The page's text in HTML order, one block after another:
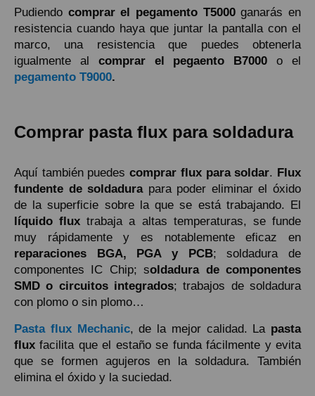
Pudiendo comprar el pegamento T5000ganarás en
resistencia cuando haya que juntar la pantalla con el
marco, una resistencia que puedes obtenerla
igualmente al comprar el pegaento B7000 o el
pegamento T9000.
Comprar pasta flux para soldadura
Aquí también puedescomprar flux para soldar. Flux
fundente de soldadurapara poder eliminar el óxido
de la superficie sobre la que se está trabajando. El
líquido flux trabaja a altas temperaturas, se funde
muy rápidamente y es notablemente eficaz en
reparaciones BGA, PGA y PCB; soldadura de
componentes IC Chip; soldadura de componentes
SMD o circuitos integrados; trabajos de soldadura
con plomo o sin plomo…
Pasta flux Mechanic, de la mejor calidad. Lapasta
fluxfacilita que el estaño se funda fácilmente y evita
que se formen agujeros en la soldadura. También
elimina el óxido y la suciedad.